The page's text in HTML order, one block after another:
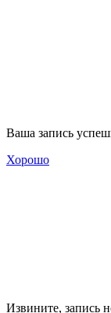
Ваша запись
Хорошо
Извините, запись